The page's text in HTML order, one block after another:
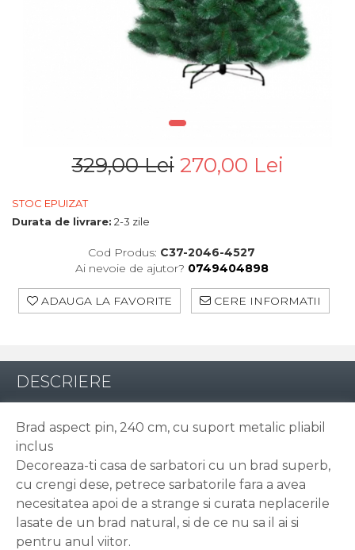
329,00 Lei 270,00 Lei
STOC EPUIZAT
Durata de livrare: 2-3 zile
Cod Produs: C37-2046-4527
Ai nevoie de ajutor? 0749404898
ADAUGA LA FAVORITE CERE INFORMATII
DESCRIERE
Brad aspect pin, 240 cm, cu suport metalic pliabil
inclus
Decoreaza-ti casa de sarbatori cu un brad superb,
cu crengi dese, petrece sarbatorile fara a avea
necesitatea apoi de a strange si curata neplacerile
lasate de un brad natural, si de ce nu sa il ai si
pentru anul viitor.